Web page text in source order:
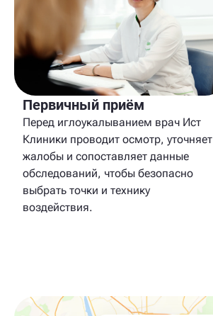
Первичный приём
Перед иглоукалыванием врач Ист
Клиники проводит осмотр, уточняет
жалобы и сопоставляет данные
обследований, чтобы безопасно
выбрать точки и технику
воздействия.